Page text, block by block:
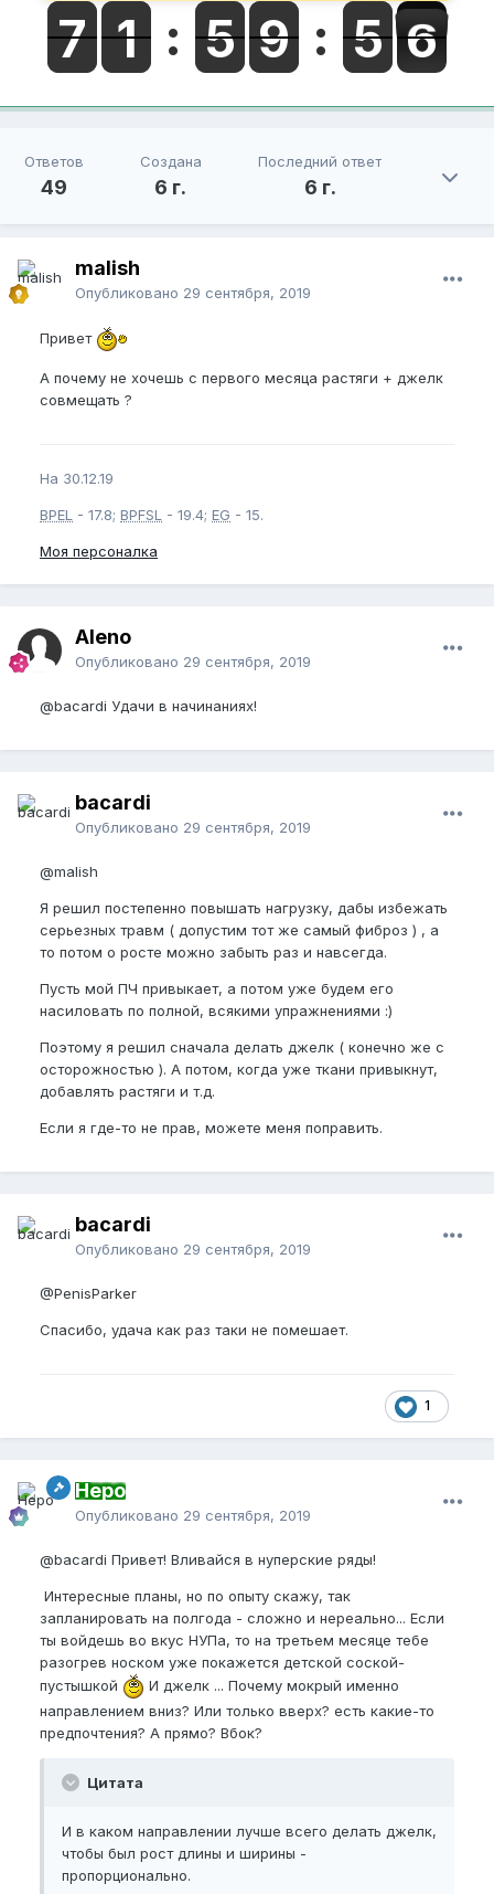
Ответов
49
Создана
6 г.
Последний ответ
6 г.
malish
Опубликовано 29 сентября, 2019
Привет
А почему не хочешь с первого месяца растяги + джелк
совмещать ?
На 30.12.19
BPEL - 17.8; BPFSL - 19.4; EG - 15.
Моя персоналка
Aleno
Опубликовано 29 сентября, 2019
@bacardi Удачи в начинаниях!
bacardi
Опубликовано 29 сентября, 2019
@malish
Я решил постепенно повышать нагрузку, дабы избежать
серьезных травм ( допустим тот же самый фиброз ) , а
то потом о росте можно забыть раз и навсегда.
Пусть мой ПЧ привыкает, а потом уже будем его
насиловать по полной, всякими упражнениями :)
Поэтому я решил сначала делать джелк ( конечно же с
осторожностью ). А потом, когда уже ткани привыкнут,
добавлять растяги и т.д.
Если я где-то не прав, можете меня поправить.
bacardi
Опубликовано 29 сентября, 2019
@PenisParker
Спасибо, удача как раз таки не помешает.
1
Неро
Опубликовано 29 сентября, 2019
@bacardi Привет! Вливайся в нуперские ряды!
Интересные планы, но по опыту скажу, так
запланировать на полгода - сложно и нереально... Если
ты войдешь во вкус НУПа, то на третьем месяце тебе
разогрев носком уже покажется детской соской-
пустышкой
И джелк ... Почему мокрый именно
направлением вниз? Или только вверх? есть какие-то
предпочтения? А прямо? Вбок?
Цитата
И в каком направлении лучше всего делать джелк,
чтобы был рост длины и ширины -
пропорционально.